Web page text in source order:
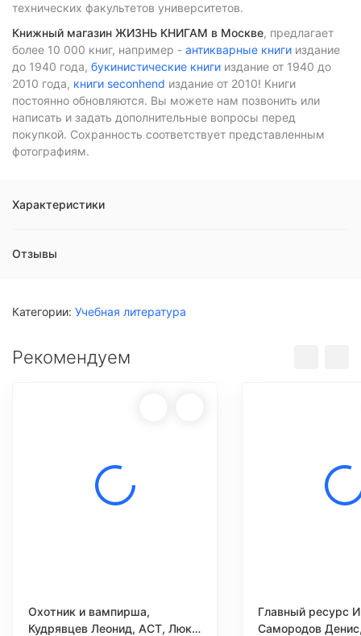
технических факультетов университетов.
Книжный магазин ЖИЗНЬ КНИГАМ в Москве, предлагает
более 10 000 книг, например - антикварные книги издание
до 1940 года, букинистические книги издание от 1940 до
2010 года, книги seconhend издание от 2010! Книги
постоянно обновляются. Вы можете нам позвонить или
написать и задать дополнительные вопросы перед
покупкой. Сохранность соответствует представленным
фотографиям.
Характеристики
Отзывы
Категории: Учебная литература
Рекомендуем
Охотник и вампирша,
Кудрявцев Леонид, АСТ, Люкс,
Главный ресурс
Самородов